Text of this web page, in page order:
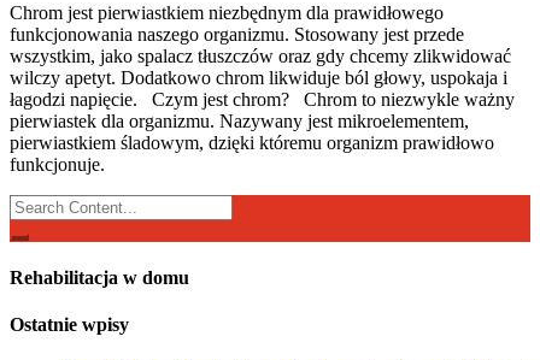
Chrom jest pierwiastkiem niezbędnym dla prawidłowego
funkcjonowania naszego organizmu. Stosowany jest przede
wszystkim, jako spalacz tłuszczów oraz gdy chcemy zlikwidować
wilczy apetyt. Dodatkowo chrom likwiduje ból głowy, uspokaja i
łagodzi napięcie. Czym jest chrom? Chrom to niezwykle ważny
pierwiastek dla organizmu. Nazywany jest mikroelementem,
pierwiastkiem śladowym, dzięki któremu organizm prawidłowo
funkcjonuje.
Search
for:
Rehabilitacja w domu
Ostatnie wpisy